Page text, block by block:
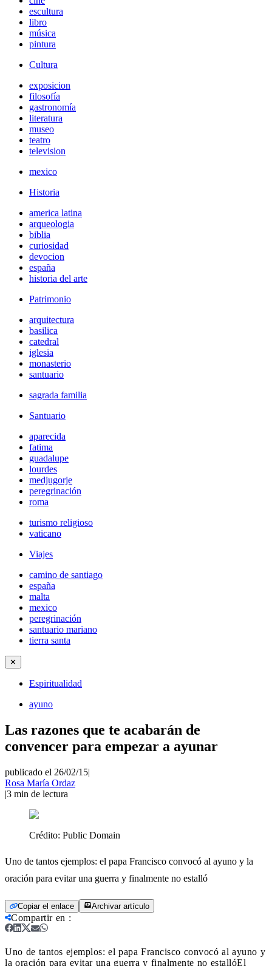
escultura
libro
música
pintura
Cultura
exposicion
filosofía
gastronomía
literatura
museo
teatro
television
mexico
Historia
america latina
arqueologia
biblia
curiosidad
devocion
españa
historia del arte
Patrimonio
arquitectura
basilica
catedral
iglesia
monasterio
santuario
sagrada familia
Santuario
aparecida
fatima
guadalupe
lourdes
medjugorje
peregrinación
roma
turismo religioso
vaticano
Viajes
camino de santiago
españa
malta
mexico
peregrinación
santuario mariano
tierra santa
✕
Espiritualidad
ayuno
Las razones que te acabarán de
convencer para empezar a ayunar
publicado el 26/02/15|
Rosa María Ordaz
|3 min de lectura
Crédito: Public Domain
Uno de tantos ejemplos: el papa Francisco convocó al ayuno y la
oración para evitar una guerra y finalmente no estalló
Copiar el enlace Archivar artículo
Compartir en :
Uno de tantos ejemplos: el papa Francisco convocó al ayuno y
la oración para evitar una guerra y finalmente no estallóEl